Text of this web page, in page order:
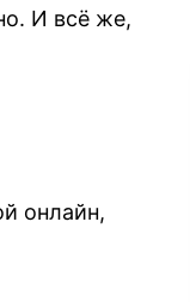
И всё же,
онлайн,